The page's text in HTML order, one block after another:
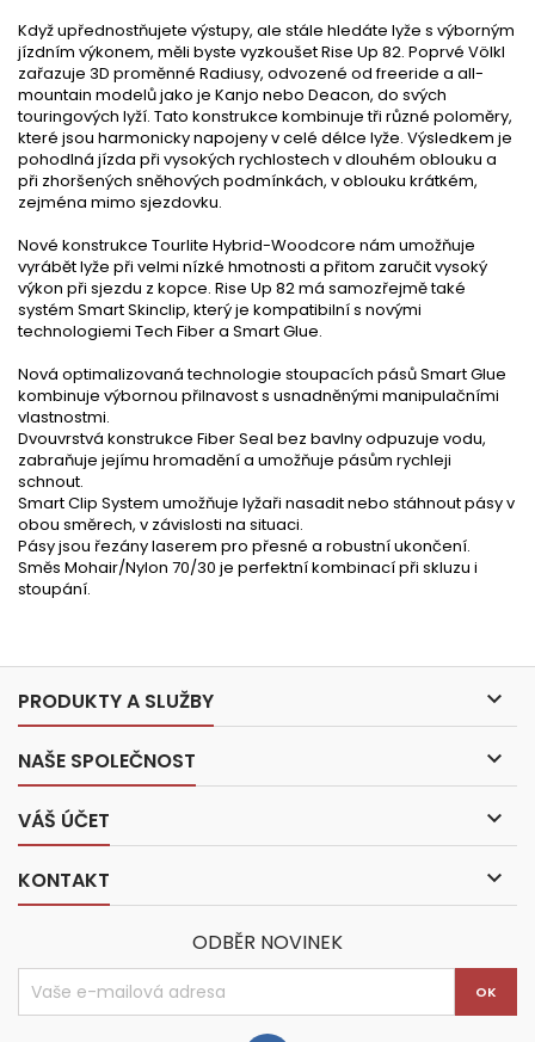
Když upřednostňujete výstupy, ale stále hledáte lyže s výborným
jízdním výkonem, měli byste vyzkoušet Rise Up 82. Poprvé Völkl
zařazuje 3D proměnné Radiusy, odvozené od freeride a all-
mountain modelů jako je Kanjo nebo Deacon, do svých
touringových lyží. Tato konstrukce kombinuje tři různé poloměry,
které jsou harmonicky napojeny v celé délce lyže. Výsledkem je
pohodlná jízda při vysokých rychlostech v dlouhém oblouku a
při zhoršených sněhových podmínkách, v oblouku krátkém,
zejména mimo sjezdovku.
Nové konstrukce Tourlite Hybrid-Woodcore nám umožňuje
vyrábět lyže při velmi nízké hmotnosti a přitom zaručit vysoký
výkon při sjezdu z kopce. Rise Up 82 má samozřejmě také
systém Smart Skinclip, který je kompatibilní s novými
technologiemi Tech Fiber a Smart Glue.
Nová optimalizovaná technologie stoupacích pásů Smart Glue
kombinuje výbornou přilnavost s usnadněnými manipulačními
vlastnostmi.
Dvouvrstvá konstrukce Fiber Seal bez bavlny odpuzuje vodu,
zabraňuje jejímu hromadění a umožňuje pásům rychleji
schnout.
Smart Clip System umožňuje lyžaři nasadit nebo stáhnout pásy v
obou směrech, v závislosti na situaci.
Pásy jsou řezány laserem pro přesné a robustní ukončení.
Směs Mohair/Nylon 70/30 je perfektní kombinací při skluzu i
stoupání.
PRODUKTY A SLUŽBY 
NAŠE SPOLEČNOST 
VÁŠ ÚČET 
KONTAKT 
ODBĚR NOVINEK